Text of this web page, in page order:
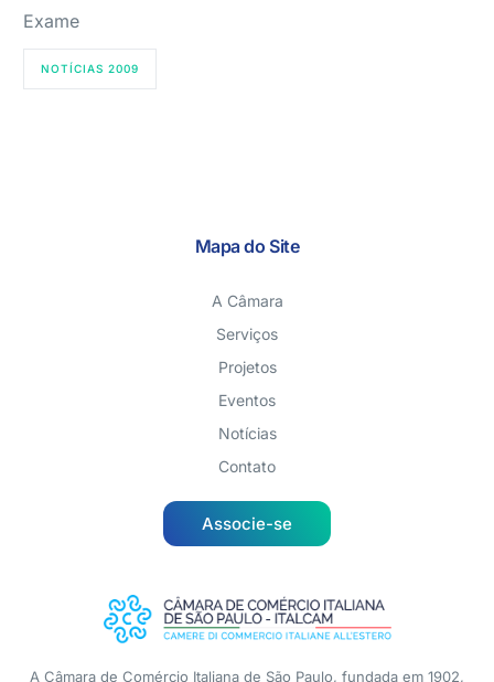
Exame
NOTÍCIAS 2009
Mapa do Site
A Câmara
Serviços
Projetos
Eventos
Notícias
Contato
Associe-se
A Câmara de Comércio Italiana de São Paulo, fundada em 1902,